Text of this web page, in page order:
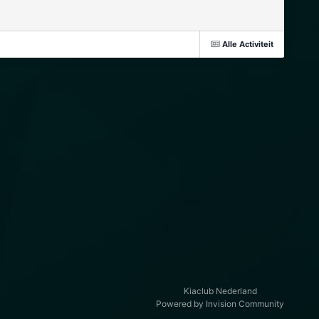
Alle Activiteit
Kiaclub Nederland
Powered by Invision Community